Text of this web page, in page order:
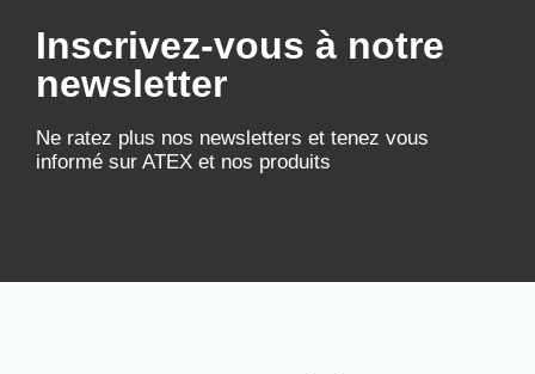
Inscrivez-vous à notre
newsletter
Ne ratez plus nos newsletters et tenez vous
informé sur ATEX et nos produits